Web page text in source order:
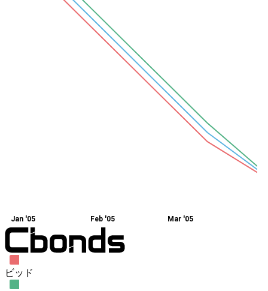
Jan '05 Feb '05 Mar '05
ビッド